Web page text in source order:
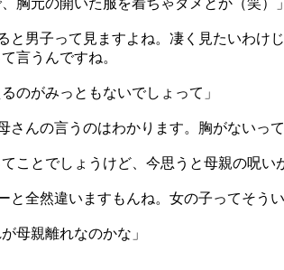
と男子って見ますよね。凄く見たいわけ
言うんですね。
のがみっともないでしょって」
さんの言うのはわかります。胸がないっ
てことでしょうけど、今思うと母親の呪
と全然違いますもんね。女の子ってそう
母親離れなのかな」